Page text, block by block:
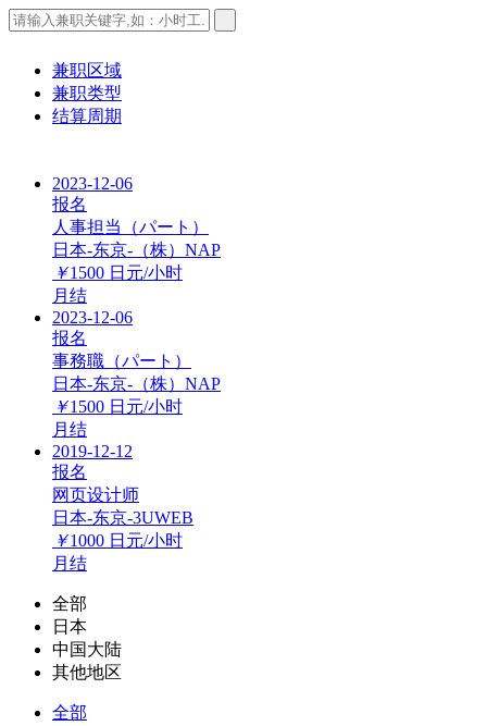
兼职区域
兼职类型
结算周期
2023-12-06
报名
人事担当（パート）
日本-东京-（株）NAP
￥1500 日元/小时
月结
2023-12-06
报名
事務職（パート）
日本-东京-（株）NAP
￥1500 日元/小时
月结
2019-12-12
报名
网页设计师
日本-东京-3UWEB
￥1000 日元/小时
月结
全部
日本
中国大陆
其他地区
全部